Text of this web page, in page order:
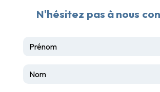
N'hésitez pas à nous